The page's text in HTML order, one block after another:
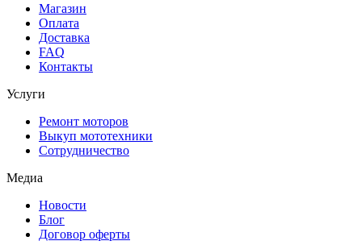
Магазин
Оплата
Доставка
FAQ
Контакты
Услуги
Ремонт моторов
Выкуп мототехники
Сотрудничество
Медиа
Новости
Блог
Договор оферты